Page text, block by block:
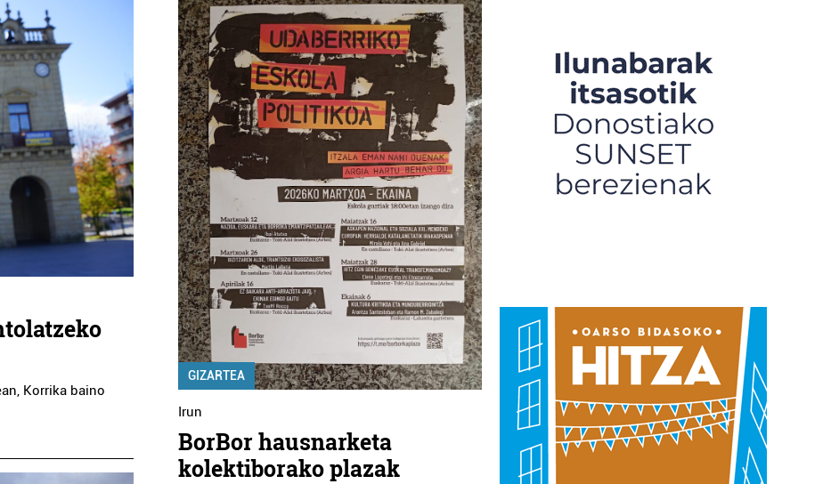
Korrika baino
GIZARTEA
Irun
BorBor hausnarketa
kolektiborako plazak